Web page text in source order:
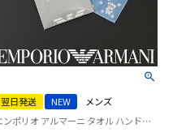
翌日発送 NEW
メンズ
エンポリオ アルマーニ タオル ハンドタオル ハンカチ